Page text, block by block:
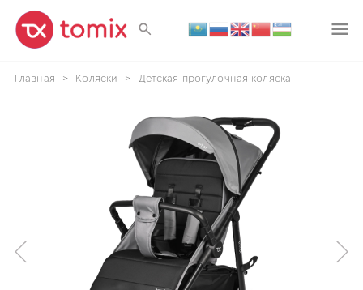
Главная > Коляски > Детская прогулочная коляска